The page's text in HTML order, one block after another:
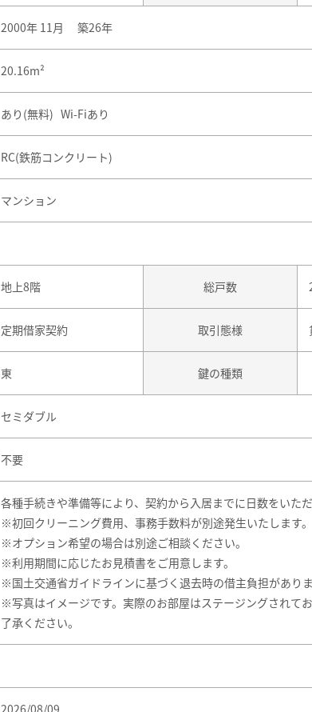
2000年 11月 築26年
20.16m²
あり(無料) Wi-Fiあり
RC(鉄筋コンクリート)
マンション
地上8階 総戸数
定期借家契約 取引態様
東 鍵の種類
セミダブル
不要
各種手続きや準備等により、契約から入居までに日数をいた
※初回クリーニング費用、事務手数料が別途発生いたします。
※オプション希望の場合は別途ご相談ください。
※利用期間に応じたお見積書をご用意します。
※国土交通省ガイドラインに基づく退去時の借主負担がありま
※写真はイメージです。実際のお部屋はステージングされて
了承ください。